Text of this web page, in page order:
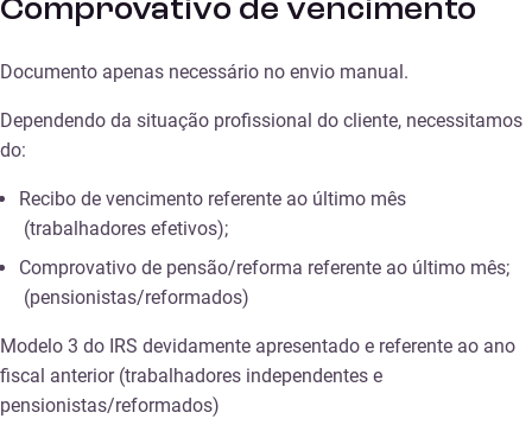
Comprovativo de vencimento
Documento apenas necessário no envio manual.
Dependendo da situação profissional do cliente, necessitamos
do:
Recibo de vencimento referente ao último mês
(trabalhadores efetivos);
Comprovativo de pensão/reforma referente ao último mês;
(pensionistas/reformados)
Modelo 3 do IRS devidamente apresentado e referente ao ano
fiscal anterior (trabalhadores independentes e
pensionistas/reformados)